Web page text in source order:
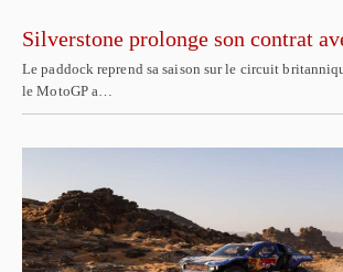
Silverstone prolonge son contrat
Le paddock reprend sa saison sur le circuit
le MotoGP a…